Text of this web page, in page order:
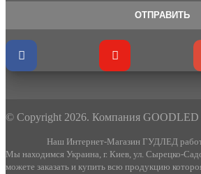
ОТПРАВИТЬ
© Copyright 2026. Компания
Наш Интернет-Магазин ГУДЛЕД
Мы находимся Украина, г. Киев, ул. Сырецко-
можете заказать и купить всю продукцию